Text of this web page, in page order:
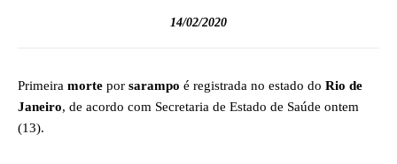
14/02/2020
Primeira morte por sarampo é registrada no estado do Rio de
Janeiro, de acordo com Secretaria de Estado de Saúde ontem
(13).